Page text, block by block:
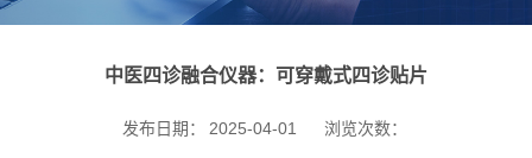
中医四诊融合仪器：可穿戴式四诊贴片
发布日期： 2025-04-01 浏览次数：